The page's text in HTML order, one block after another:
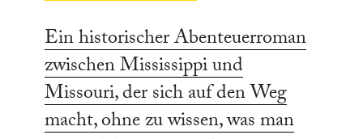
Ein historischer Abenteuerroman
zwischen Mississippi und
Missouri, der sich auf den Weg
macht, ohne zu wissen, was man